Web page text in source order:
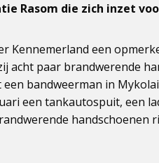
Rasom die zich inzet
Kennemerland een
acht paar brandwerende
bandweerman in
een tankautospuit, een
handschoenen